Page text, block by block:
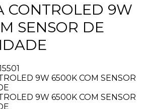
CONTROLED 9W
SENSOR DE